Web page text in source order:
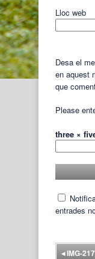
Lloc web
Desa el
en aquest
que
Please
three ×
entrades
◂IMG-